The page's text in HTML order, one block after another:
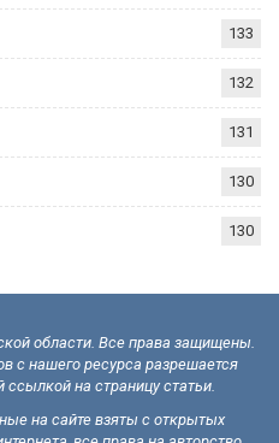
133
132
131
130
130
области. Все права защищены.
с нашего ресурса разрешается
ссылкой на страницу статьи.
на сайте взяты с открытых